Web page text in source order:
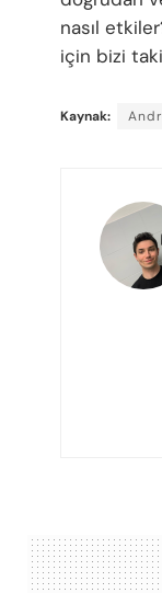
nasıl
için bizi
Kaynak: